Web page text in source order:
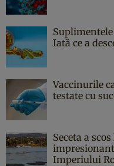
Suplimentele
Iată ce a
Vaccinurile
testate cu
Seceta a
Imperiului